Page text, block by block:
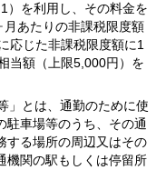
を利用し、その料金を
あたりの非課税限度額
応じた非課税限度額に1
当額（上限5,000円）を
」とは、通勤のために使
駐車場等のうち、その通
する場所の周辺又はその
機関の駅もしくは停留所